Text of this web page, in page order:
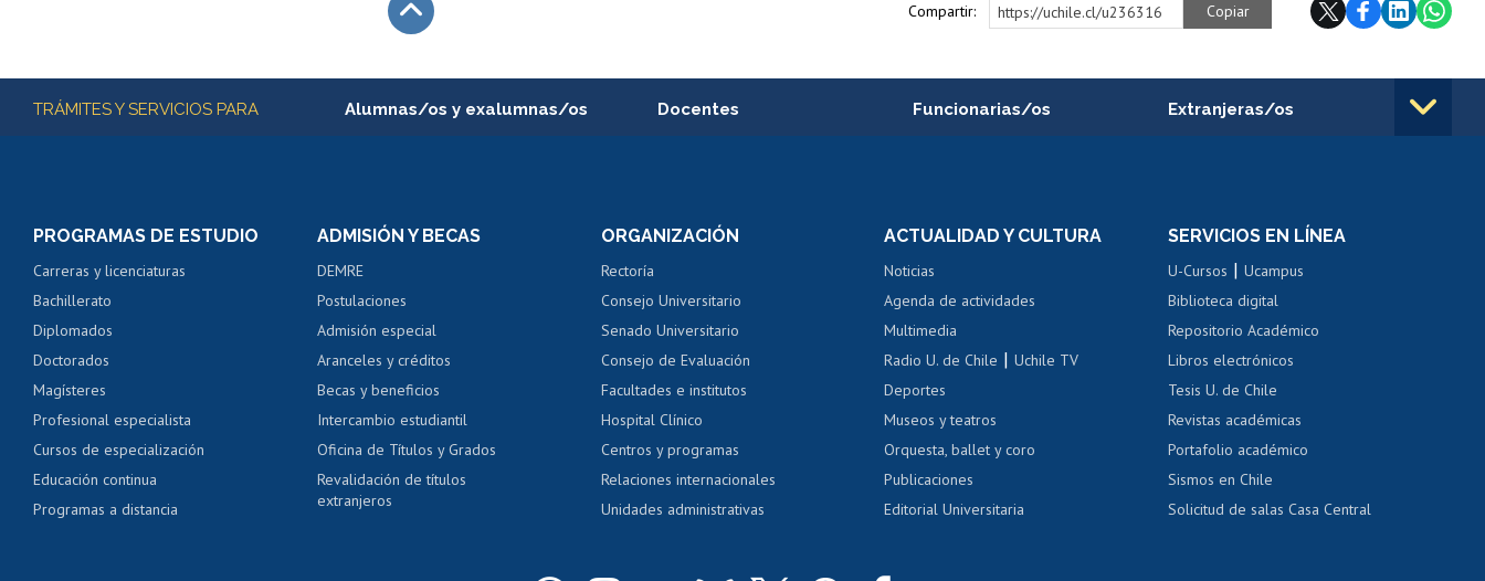
Compartir: https://uchile.cl/u236316 Copiar
Más información
TRÁMITES Y SERVICIOS PARA Alumnas/os y exalumnas/os
Servicio médico y dental
Pago de arancel y crédito alumnos
Pago de arancel y crédito exalumnos
Certificado de títulos y grados
Docentes
Perfeccionamiento
Evaluación docente
Calificación académica
Postulación al AUCAI
Funcionarias/os
Portal de movilidad interna
Certificado de renta
Certificado de renta
Extranjeras/os
Cursos de español
Mi Uchile Ayuda tecnológica Tarjeta TUI Acoso laboral, sexual y violencia Denuncias administrativas
PROGRAMAS DE ESTUDIO
Carreras y licenciaturas
Bachillerato
Diplomados
Doctorados
Magísteres
Profesional especialista
Cursos de especialización
Educación continua
Programas a distancia
ADMISIÓN Y BECAS
DEMRE
Postulaciones
Admisión especial
Aranceles y créditos
Becas y beneficios
Intercambio estudiantil
Oficina de Títulos y Grados
Revalidación de títulos
extranjeros
ORGANIZACIÓN
Rectoría
Consejo Universitario
Senado Universitario
Consejo de Evaluación
Facultades e institutos
Hospital Clínico
Centros y programas
Relaciones internacionales
Unidades administrativas
ACTUALIDAD Y CULTURA
Noticias
Agenda de actividades
Multimedia
Radio U. de Chile |Uchile TV
Deportes
Museos y teatros
Orquesta, ballet y coro
Publicaciones
Editorial Universitaria
SERVICIOS EN LÍNEA
U-Cursos |Ucampus
Biblioteca digital
Repositorio Académico
Libros electrónicos
Tesis U. de Chile
Revistas académicas
Portafolio académico
Sismos en Chile
Solicitud de salas Casa Central